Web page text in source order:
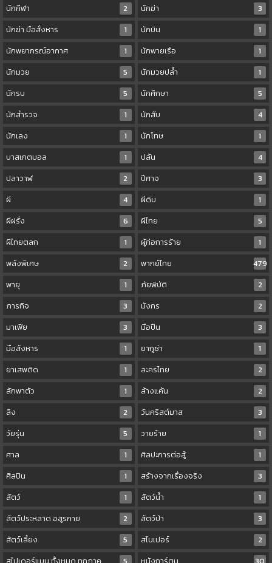
นักกีฬา
2 นักฆ่า
3
นักฆ่า มือสั่งหาร
1 นักบิน
1
นักพยากรณ์อากาศ
1 นักพายเรือ
1
นักมวย
5 นักมวยปล้ำ
1
นักรบ
5 นักศึกษา
5
นักสำรวจ
1 นักสืบ
4
นักเลง
1 นักโทษ
1
บาสเกตบอล
1 ปล้น
4
ปลาวาฬ
2 ปีศาจ
3
ผี
4 ผีดิบ
1
ผีฝรั่ง
6 ผีไทย
5
ผีไทยตลก
1 ผู้ก่อการร้าย
1
พลังพิเศษ
2 พากย์ไทย
479
พายุ
1 ภัยพิบัติ
2
ภารกิจ
3 มังกร
2
มาเฟีย
3 มือปืน
3
มือสังหาร
1 ยากูซ่า
1
ยาเสพติด
1 ละครไทย
2
ลักพาตัว
1 ล้างแค้น
2
ลิง
2 วันคริสต์มาส
3
วัยรุ่น
5 วายร้าย
1
ศาล
1 ศิลปะการต่อสู้
1
ศิลปิน
1 สร้างจากเรื่องจริง
3
สัตว์
1 สัตว์น้ำ
1
สัตว์ประหลาด อสูรกาย
2 สัตว์ป่า
3
สัตว์เลี้ยง
5 สไนเปอร์
2